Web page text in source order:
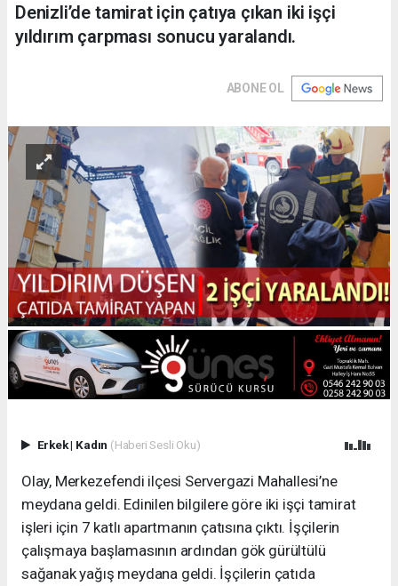
Denizli’de tamirat için çatıya çıkan iki işçi
yıldırım çarpması sonucu yaralandı.
ABONE OL
Erkek| Kadın (Haberi Sesli Oku)
Olay, Merkezefendi ilçesi Servergazi Mahallesi’ne
meydana geldi. Edinilen bilgilere göre iki işçi tamirat
işleri için 7 katlı apartmanın çatısına çıktı. İşçilerin
çalışmaya başlamasının ardından gök gürültülü
sağanak yağış meydana geldi. İşçilerin çatıda